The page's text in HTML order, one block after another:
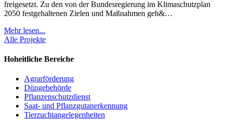
freigesetzt. Zu den von der Bundesregierung im Klimaschutzplan
2050 festgehaltenen Zielen und Maßnahmen geh&…
Mehr lesen...
Alle Projekte
Hoheitliche Bereiche
Agrarförderung
Düngebehörde
Pflanzenschutzdienst
Saat- und Pflanzgutanerkennung
Tierzuchtangelegenheiten